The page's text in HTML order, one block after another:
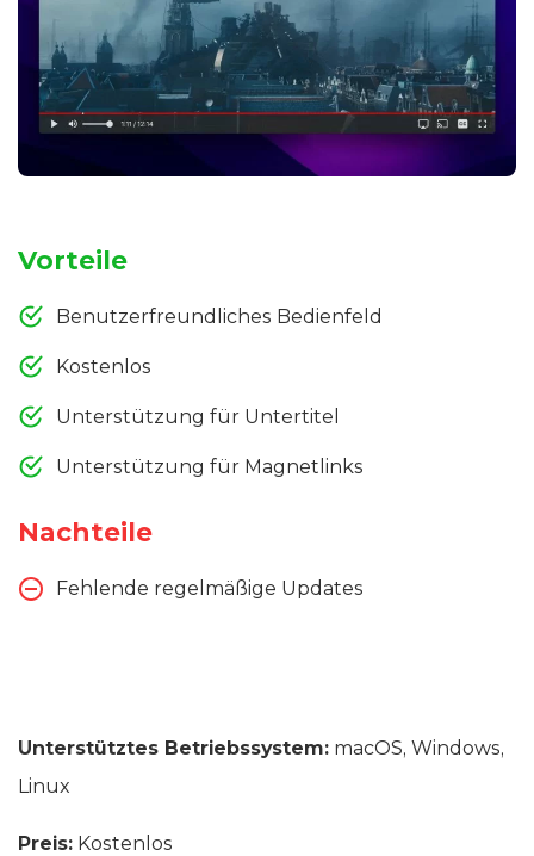
Vorteile
Benutzerfreundliches Bedienfeld
Kostenlos
Unterstützung für Untertitel
Unterstützung für Magnetlinks
Nachteile
Fehlende regelmäßige Updates
Unterstütztes Betriebssystem: macOS, Windows,
Linux
Preis: Kostenlos